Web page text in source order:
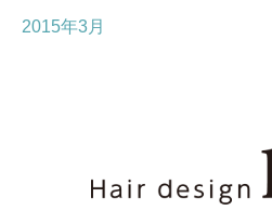
2015年3月